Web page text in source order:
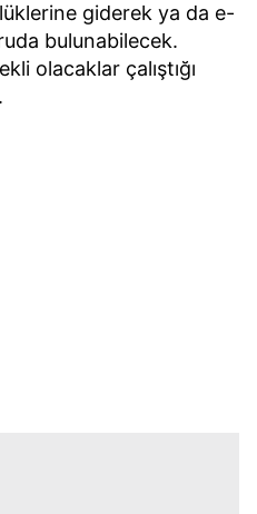
giderek ya da e-
bulunabilecek.
olacaklar çalıştığı